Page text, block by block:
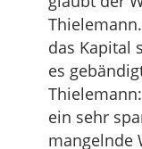
das Kapital
es
ein sehr
mangelnde